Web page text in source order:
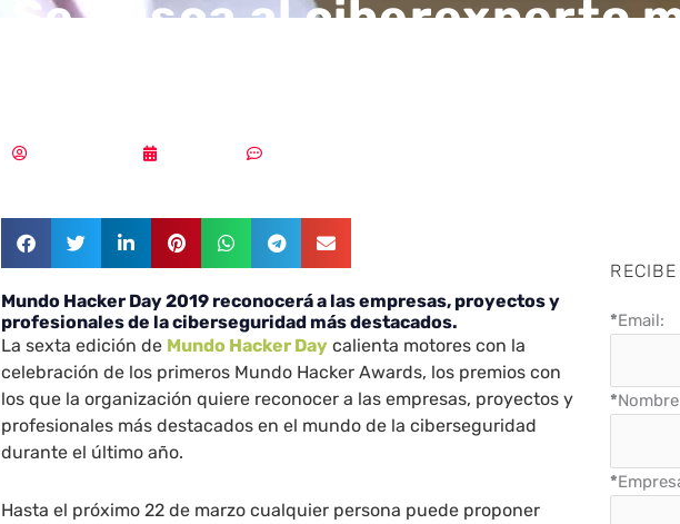
Se busca al ciberexperto
Mundo Hacker Day 2019 reconocerá a las empresas, proyectos y
profesionales de la ciberseguridad más destacados.
La sexta edición de Mundo Hacker Day calienta motores con la
celebración de los primeros Mundo Hacker Awards, los premios con
los que la organización quiere reconocer a las empresas, proyectos y
profesionales más destacados en el mundo de la ciberseguridad
durante el último año.
Hasta el próximo 22 de marzo cualquier persona puede proponer
*Email:
*
*